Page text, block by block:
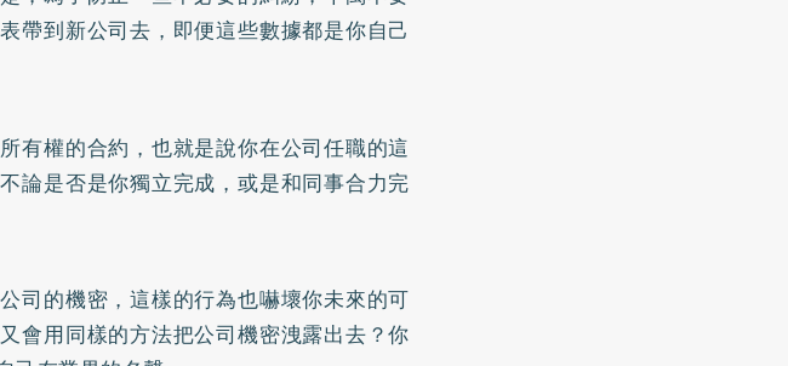
帶到新公司去，即便這些數據都是你自己
有權的合約，也就是說你在公司任職的這
論是否是你獨立完成，或是和同事合力完
司的機密，這樣的行為也嚇壞你未來的可
會用同樣的方法把公司機密洩露出去？你